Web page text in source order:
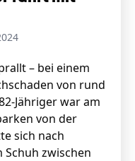
– bei einem
von rund
Jähriger war am
von der
sich nach
zwischen